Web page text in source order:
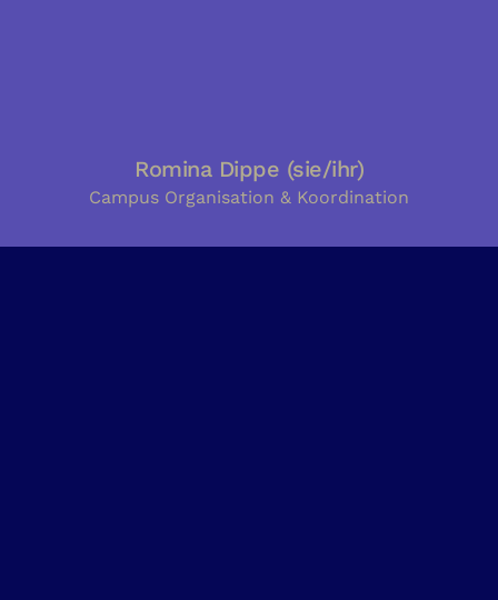
Romina Dippe (sie/ihr)
Campus Organisation & Koordination